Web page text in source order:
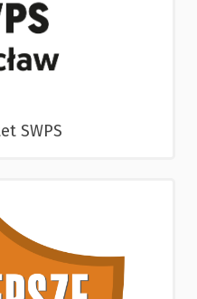
SWPS